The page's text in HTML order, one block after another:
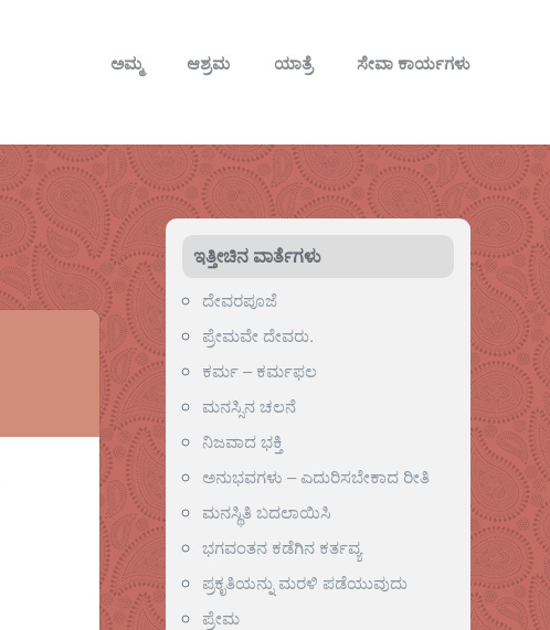
ಅಮ್ಮ ಆಶ್ರಮ ಯಾತ್ರೆ ಸೇವಾ ಕಾರ್ಯಗಳು
ಇತ್ತೀಚಿನ ವಾರ್ತೆಗಳು
ದೇವರಪೂಜೆ
ಪ್ರೇಮವೇ ದೇವರು.
ಕರ್ಮ – ಕರ್ಮಫಲ
ಮನಸ್ಸಿನ ಚಲನೆ
ನಿಜವಾದ ಭಕ್ತಿ
ಅನುಭವಗಳು – ಎದುರಿಸಬೇಕಾದ ರೀತಿ
ಮನಸ್ಥಿತಿ ಬದಲಾಯಿಸಿ
ಭಗವಂತನ ಕಡೆಗಿನ ಕರ್ತವ್ಯ
ಪ್ರಕೃತಿಯನ್ನು ಮರಳಿ ಪಡೆಯುವುದು
ಪ್ರೇಮ